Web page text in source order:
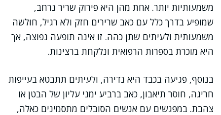
משמעותיות יותר. אחת מהן היא פירוק שריר נרחב,
שמופיע בדרך כלל עם כאב שרירים חזק ולא רגיל, חולשה
משמעותית ולעיתים שתן כהה. זו אינה תופעה נפוצה, אך
היא מוכרת בספרות הרפואית ונלקחת ברצינות.
בנוסף, פגיעה בכבד היא נדירה, ולעיתים תתבטא בעייפות
חריגה, חוסר תיאבון, כאב ברביע ימני עליון של הבטן או
צהבת. במפגשים עם אנשים הסובלים מתסמינים כאלה,